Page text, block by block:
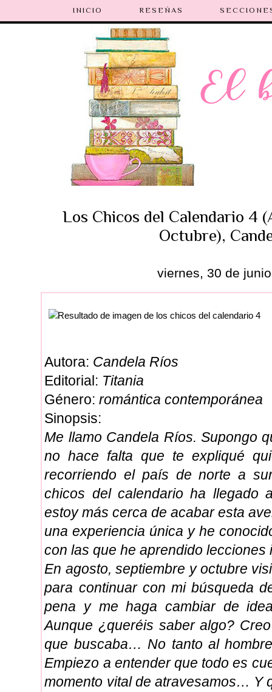
INICIO RESEÑAS
Los Chicos del Calendario 4
Octubre),
viernes, 30 de
Autora: Candela Ríos
Editorial: Titania
Género:romántica contemporánea
Sinopsis:
Me llamo Candela Ríos. Supongo
no hace falta que te expliqué
recorriendo el país de norte a
chicos del calendario ha llegado
estoy más cerca de acabar esta
una experiencia única y he
con las que he aprendido lecciones
En agosto, septiembre y octubre
para continuar con mi búsqueda
pena y me haga cambiar de
Aunque ¿queréis saber algo?
que buscaba… No tanto al
Empiezo a entender que todo es
momento vital de atravesamos… Y